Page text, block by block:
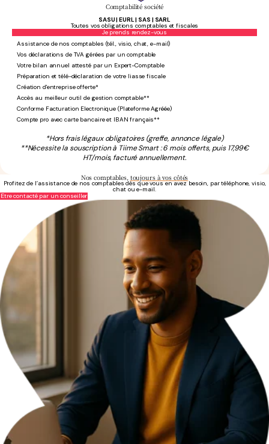
Comptabilité société
SASU | EURL | SAS | SARL
Toutes vos obligations comptables et fiscales
Je prends rendez-vous
Sans engagement
Assistance de nos comptables (tél., visio, chat, e-mail)
Vos déclarations de TVA gérées par un comptable
Votre bilan annuel attesté par un Expert-Comptable
Préparation et télé-déclaration de votre liasse fiscale
Création d'entreprise offerte*
Accès au meilleur outil de gestion comptable**
Conforme Facturation Electronique (Plateforme Agréée)
Compte pro avec carte bancaire et IBAN français**
*Hors frais légaux obligatoires (greffe, annonce légale)
**Nécessite la souscription à Tiime Smart : 6 mois offerts, puis 17,99€
HT/mois, facturé annuellement.
Nos comptables, toujours à vos côtés
Profitez de l’assistance de nos comptables dès que vous en avez besoin, par téléphone, visio,
chat ou e-mail.
Être contacté par un conseiller